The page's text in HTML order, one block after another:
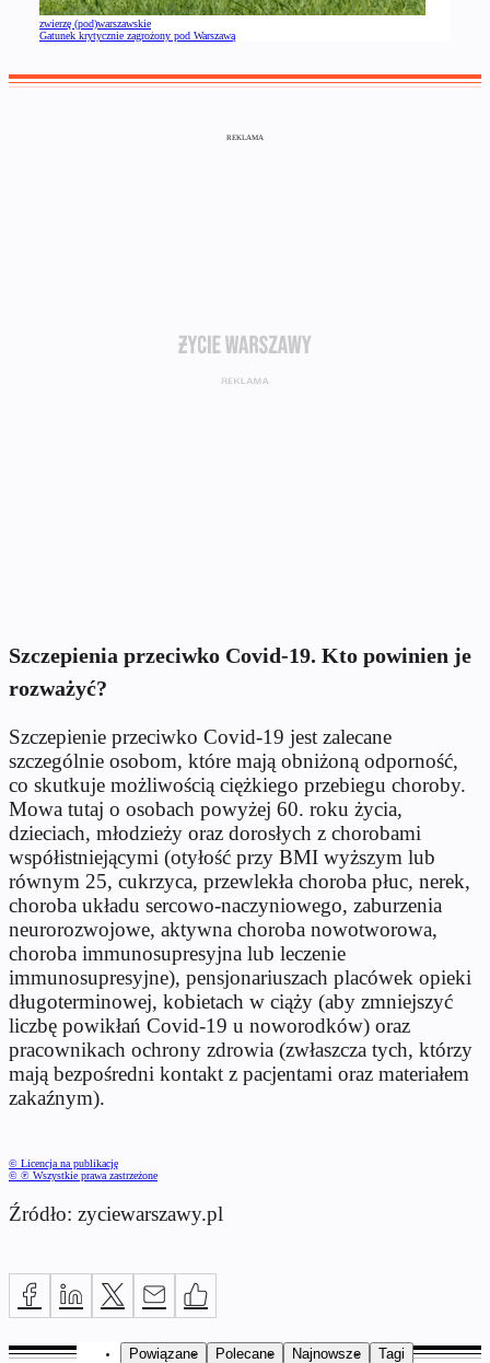
zwierzę (pod)warszawskie
Gatunek krytycznie zagrożony pod Warszawą
REKLAMA
Szczepienia przeciwko Covid-19. Kto powinien je
rozważyć?
Szczepienie przeciwko Covid-19 jest zalecane
szczególnie osobom, które mają obniżoną odporność,
co skutkuje możliwością ciężkiego przebiegu choroby.
Mowa tutaj o osobach powyżej 60. roku życia,
dzieciach, młodzieży oraz dorosłych z chorobami
współistniejącymi (otyłość przy BMI wyższym lub
równym 25, cukrzyca, przewlekła choroba płuc, nerek,
choroba układu sercowo-naczyniowego, zaburzenia
neurorozwojowe, aktywna choroba nowotworowa,
choroba immunosupresyjna lub leczenie
immunosupresyjne), pensjonariuszach placówek opieki
długoterminowej, kobietach w ciąży (aby zmniejszyć
liczbę powikłań Covid-19 u noworodków) oraz
pracownikach ochrony zdrowia (zwłaszcza tych, którzy
mają bezpośredni kontakt z pacjentami oraz materiałem
zakaźnym).
© Licencja na publikację
© ℗ Wszystkie prawa zastrzeżone
Źródło: zyciewarszawy.pl
Powiązane Polecane Najnowsze Tagi